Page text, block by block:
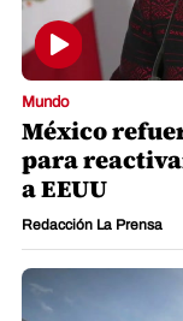
Mundo
México
para
a EEUU
Redacción La Prensa